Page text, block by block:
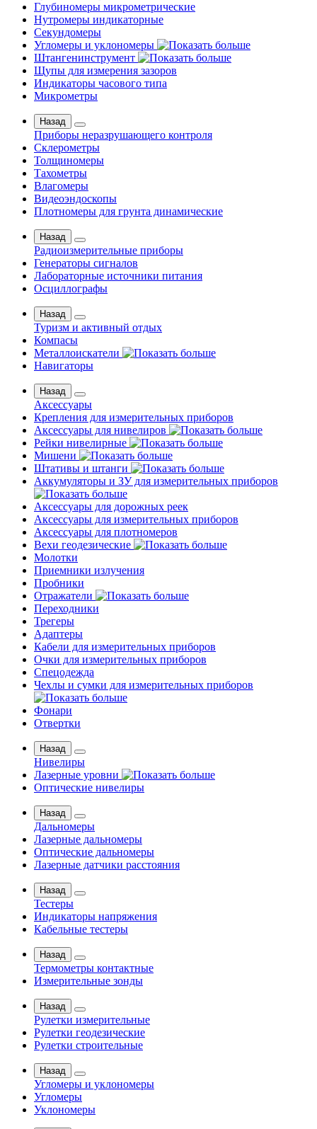
Глубиномеры микрометрические
Нутромеры индикаторные
Секундомеры
Угломеры и уклономеры
Штангенинструмент
Щупы для измерения зазоров
Индикаторы часового типа
Микрометры
Назад
Приборы неразрушающего контроля
Склерометры
Толщиномеры
Тахометры
Влагомеры
Видеоэндоскопы
Плотномеры для грунта динамические
Назад
Радиоизмерительные приборы
Генераторы сигналов
Лабораторные источники питания
Осциллографы
Назад
Туризм и активный отдых
Компасы
Металлоискатели
Навигаторы
Назад
Аксессуары
Крепления для измерительных приборов
Аксессуары для нивелиров
Рейки нивелирные
Мишени
Штативы и штанги
Аккумуляторы и ЗУ для измерительных приборов
Аксессуары для дорожных реек
Аксессуары для измерительных приборов
Аксессуары для плотномеров
Вехи геодезические
Молотки
Приемники излучения
Пробники
Отражатели
Переходники
Трегеры
Адаптеры
Кабели для измерительных приборов
Очки для измерительных приборов
Спецодежда
Чехлы и сумки для измерительных приборов
Фонари
Отвертки
Назад
Нивелиры
Лазерные уровни
Оптические нивелиры
Назад
Дальномеры
Лазерные дальномеры
Оптические дальномеры
Лазерные датчики расстояния
Назад
Тестеры
Индикаторы напряжения
Кабельные тестеры
Назад
Термометры контактные
Измерительные зонды
Назад
Рулетки измерительные
Рулетки геодезические
Рулетки строительные
Назад
Угломеры и уклономеры
Угломеры
Уклономеры